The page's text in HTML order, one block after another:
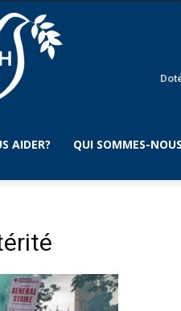
AIDER? QUI SOMMES-